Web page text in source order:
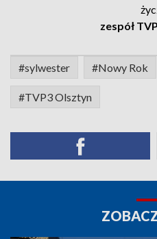
zespół
#sylwester #Nowy Rok
#TVP3 Olsztyn